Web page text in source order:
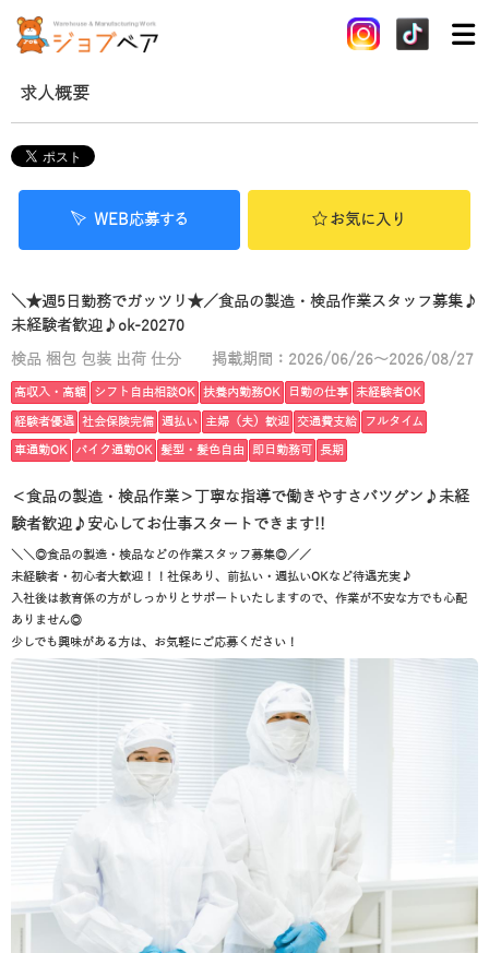
求人概要
WEB応募する お気に入り
＼★週5日勤務でガッツリ★／食品の製造・検品作業スタッフ募集♪
未経験者歓迎♪ok-20270
検品 梱包 包装 出荷 仕分 掲載期間：2026/06/26～2026/08/27
高収入・高額 シフト自由相談OK 扶養内勤務OK 日勤の仕事 未経験者OK
経験者優遇 社会保険完備 週払い 主婦（夫）歓迎 交通費支給 フルタイム
車通勤OK バイク通勤OK 髪型・髪色自由 即日勤務可 長期
＜食品の製造・検品作業＞丁寧な指導で働きやすさバツグン♪未経
験者歓迎♪安心してお仕事スタートできます!!
＼＼◎食品の製造・検品などの作業スタッフ募集◎／／
未経験者・初心者大歓迎！！社保あり、前払い・週払いOKなど待遇充実♪
入社後は教育係の方がしっかりとサポートいたしますので、作業が不安な方でも心配
ありません◎
少しでも興味がある方は、お気軽にご応募ください！